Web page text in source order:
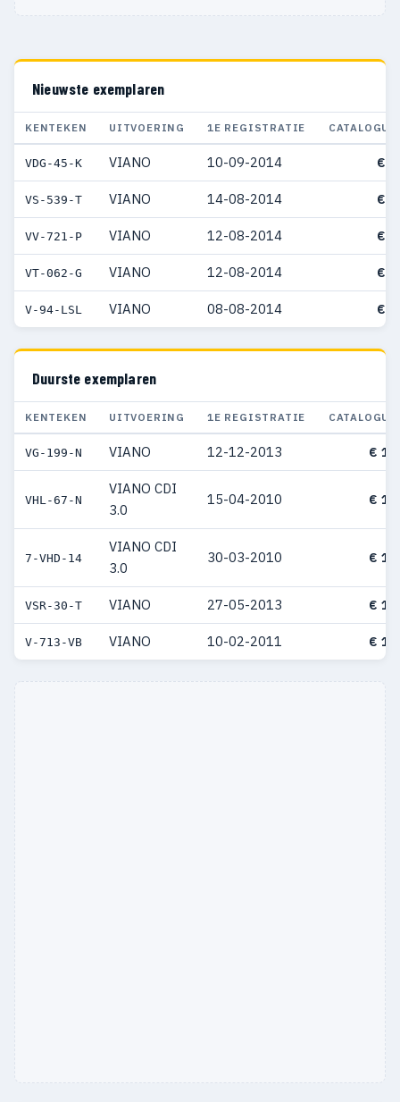
Nieuwste exemplaren
KENTEKEN UITVOERING 1E REGISTRATIE
VDG-45-K VIANO 10-09-2014 €
VS-539-T VIANO 14-08-2014 €
VV-721-P VIANO 12-08-2014 €
VT-062-G VIANO 12-08-2014 €
V-94-LSL VIANO 08-08-2014 €
Duurste exemplaren
KENTEKEN UITVOERING 1E REGISTRATIE
VG-199-N VIANO 12-12-2013 €
VHL-67-N
VIANO CDI
3.0
15-04-2010 €
7-VHD-14
VIANO CDI
3.0
30-03-2010 €
VSR-30-T VIANO 27-05-2013 €
V-713-VB VIANO 10-02-2011 €